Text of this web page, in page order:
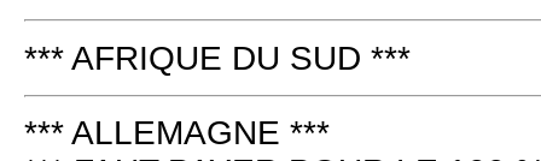
*** AFRIQUE DU SUD ***
*** ALLEMAGNE ***